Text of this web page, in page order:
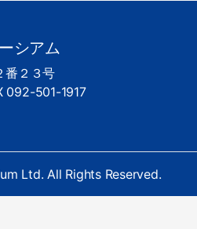
シアム
番２３号
092-501-1917
Ltd. All Rights Reserved.